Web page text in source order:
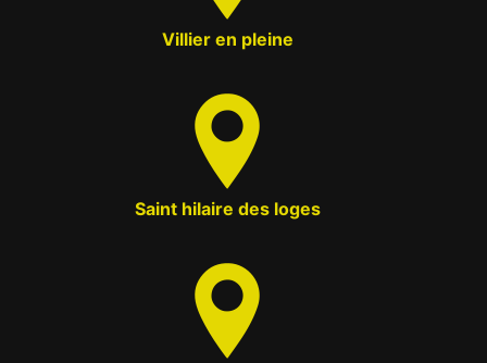
Villier en pleine
Saint hilaire des loges